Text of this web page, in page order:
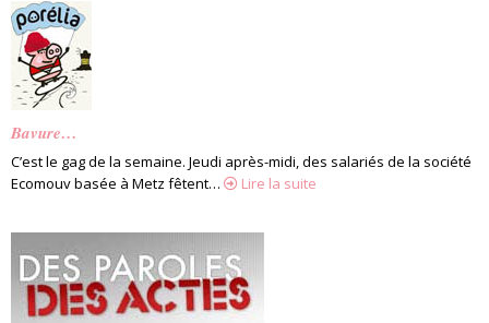
Bavure…
C’est le gag de la semaine. Jeudi après-midi, des salariés de la société
Ecomouv basée à Metz fêtent…
Lire la suite